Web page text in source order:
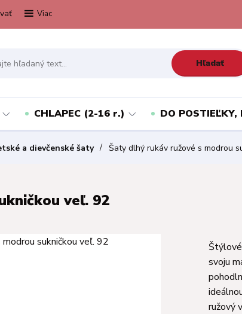
Viac
Hľadať
CHLAPEC (2-16 r.) DO POSTIEĽKY,
a dievčenské šaty Šaty dlhý rukáv ružové s modrou
veľ. 92
svoju
ružový